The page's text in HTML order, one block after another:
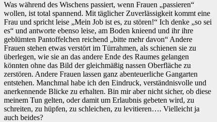
Was während des Wischens passiert, wenn Frauen „passieren“
wollen, ist total spannend. Mit täglicher Zuverlässigkeit kommt eine
Frau und spricht leise „Mein Job ist es, zu stören!“ Ich denke „so sei
es“ und antworte ebenso leise, am Boden knieend und ihr ihre
geblümten Pantoffelchen reichend „bitte mehr davon“ Andere
Frauen stehen etwas verstört im Türrahmen, als schienen sie zu
überlegen, wie sie an das andere Ende des Raumes gelangen
könnten ohne das Bild der gleichmäßig nassen Oberfläche zu
zerstören. Andere Frauen lassen ganz abenteuerliche Gangarten
entstehen. Manchmal habe ich den Eindruck, verständnisvolle und
anerkennende Blicke zu erhalten. Bin mir aber nicht sicher, ob diese
meinem Tun gelten, oder damit um Erlaubnis gebeten wird, zu
schreiten, zu hüpfen, zu schleichen, zu levitieren…. Vielleicht ja
auch beides?